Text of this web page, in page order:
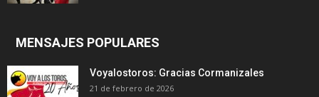
MENSAJES POPULARES
Voyalostoros: Gracias Cormanizales
21 de febrero de 2026